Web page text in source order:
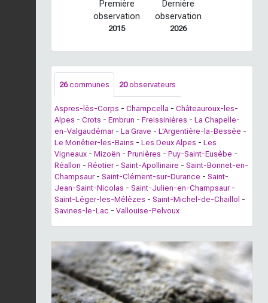
Première
observation
2015
Dernière
observation
2026
26communes 20observateurs
Aspres-lès-Corps - Champcella - Châteauroux-les-
Alpes - Crots - Embrun - Freissinières - La Chapelle-
en-Valgaudémar - La Grave - L'Argentière-la-Bessée -
Le Monêtier-les-Bains - Les Deux Alpes - Les
Vigneaux - Mizoën - Prunières - Puy-Saint-Eusèbe -
Réallon - Réotier - Saint-Apollinaire - Saint-Bonnet-en-
Champsaur - Saint-Clément-sur-Durance - Saint-
Jean-Saint-Nicolas - Saint-Julien-en-Champsaur -
Saint-Léger-les-Mélèzes - Saint-Michel-de-Chaillol -
Savines-le-Lac - Vallouise-Pelvoux